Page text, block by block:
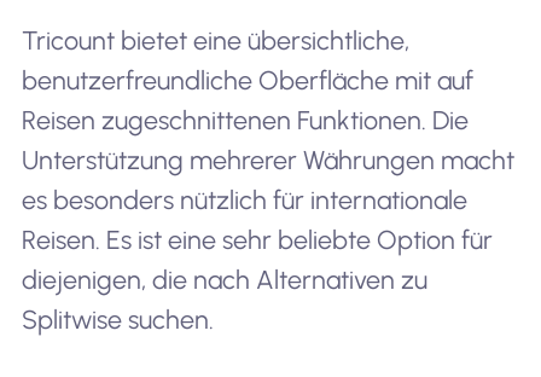
Tricount bietet eine übersichtliche,
benutzerfreundliche Oberfläche mit auf
Reisen zugeschnittenen Funktionen. Die
Unterstützung mehrerer Währungen macht
es besonders nützlich für internationale
Reisen. Es ist eine sehr beliebte Option für
diejenigen, die nach Alternativen zu
Splitwise suchen.